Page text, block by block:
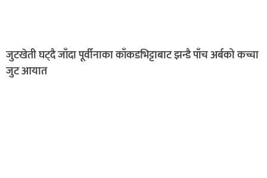
जुटखेती घट्दै जाँदा पूर्वीनाका काँकडभिट्टाबाट झन्डै पाँच अर्बको कच्चा
जुट आयात